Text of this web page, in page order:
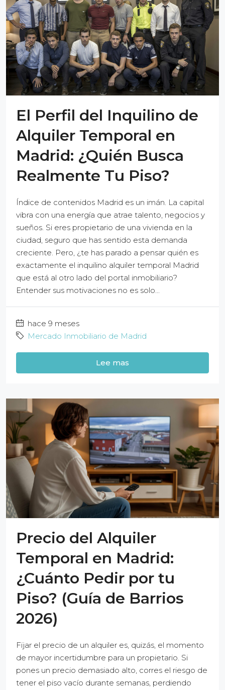
El Perfil del Inquilino de
Alquiler Temporal en
Madrid: ¿Quién Busca
Realmente Tu Piso?
Índice de contenidos Madrid es un imán. La capital
vibra con una energía que atrae talento, negocios y
sueños. Si eres propietario de una vivienda en la
ciudad, seguro que has sentido esta demanda
creciente. Pero, ¿te has parado a pensar quién es
exactamente el inquilino alquiler temporal Madrid
que está al otro lado del portal inmobiliario?
Entender sus motivaciones no es solo...
hace 9 meses
Mercado Inmobiliario de Madrid
Lee mas
Precio del Alquiler
Temporal en Madrid:
¿Cuánto Pedir por tu
Piso? (Guía de Barrios
2026)
Fijar el precio de un alquiler es, quizás, el momento
de mayor incertidumbre para un propietario. Si
pones un precio demasiado alto, corres el riesgo de
tener el piso vacío durante semanas, perdiendo